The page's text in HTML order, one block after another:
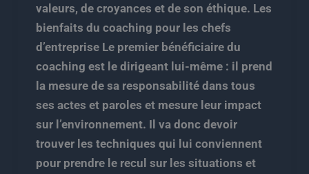
valeurs, de croyances et de son éthique. Les
bienfaits du coaching pour les chefs
d’entreprise Le premier bénéficiaire du
coaching est le dirigeant lui-même : il prend
la mesure de sa responsabilité dans tous
ses actes et paroles et mesure leur impact
sur l’environnement. Il va donc devoir
trouver les techniques qui lui conviennent
pour prendre le recul sur les situations et